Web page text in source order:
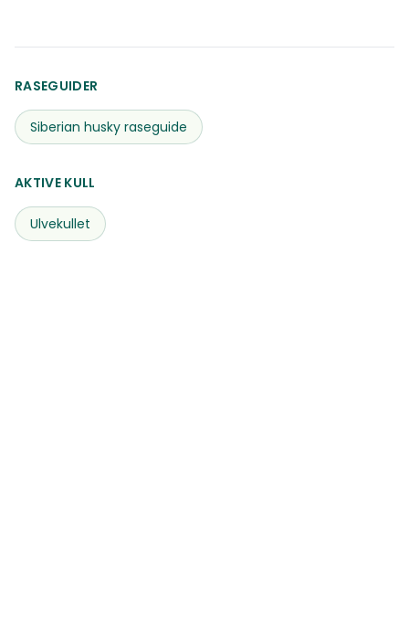
RASEGUIDER
Siberian husky raseguide
AKTIVE KULL
Ulvekullet